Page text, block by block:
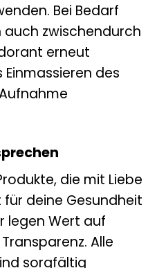
Bei Bedarf
auch zwischendurch
erneut
des
die mit Liebe
für deine Gesundheit
legen Wert auf
Alle
sorgfältig